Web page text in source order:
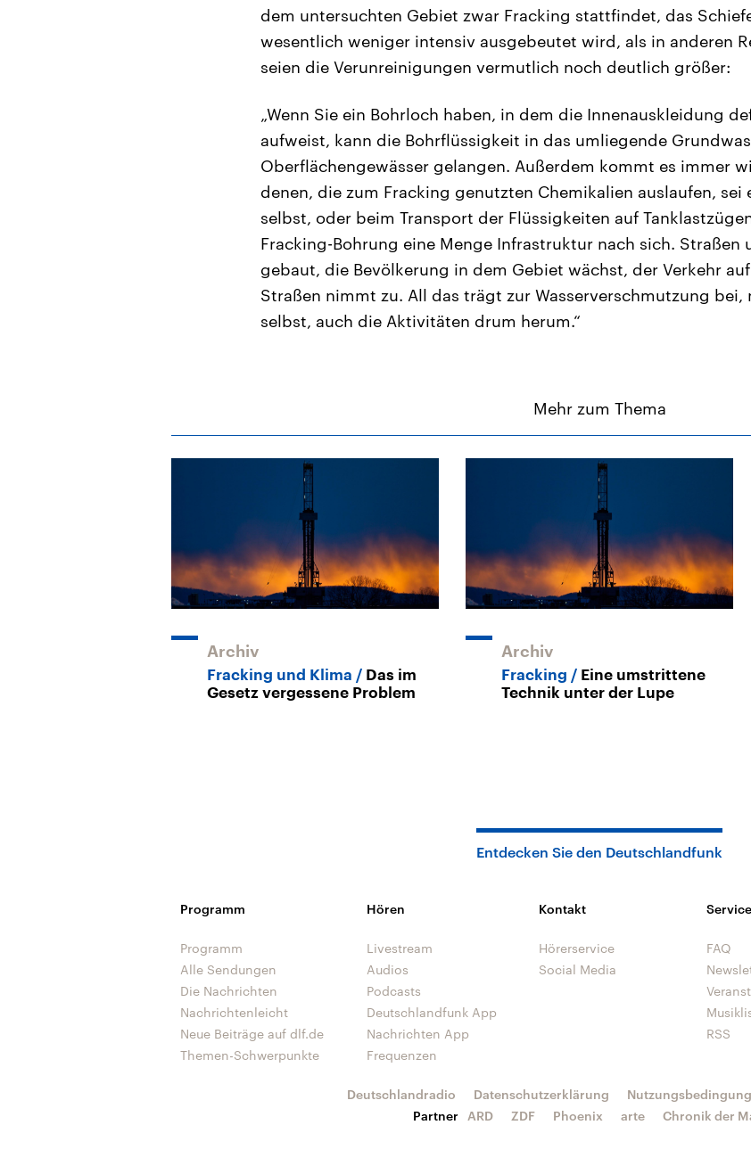
dem untersuchten Gebiet zwar Fracking stattfindet, das
wesentlich weniger intensiv ausgebeutet wird, als in anderen
seien die Verunreinigungen vermutlich noch deutlich größer:
„Wenn Sie ein Bohrloch haben, in dem die Innenauskleidung
aufweist, kann die Bohrflüssigkeit in das umliegende
Oberflächengewässer gelangen. Außerdem kommt es immer
denen, die zum Fracking genutzten Chemikalien auslaufen, sei
selbst, oder beim Transport der Flüssigkeiten auf
Fracking-Bohrung eine Menge Infrastruktur nach sich. Straßen
gebaut, die Bevölkerung in dem Gebiet wächst, der Verkehr
Straßen nimmt zu. All das trägt zur Wasserverschmutzung bei,
selbst, auch die Aktivitäten drum herum.“
Mehr zum Thema
Archiv
Fracking und Klima
Das im
Gesetz vergessene Problem
Archiv
Fracking
Eine umstrittene
Technik unter der Lupe
Entdecken Sie den Deutschlandfunk
Programm
Programm
Alle Sendungen
Die Nachrichten
Nachrichtenleicht
Neue Beiträge auf dlf.de
Themen-Schwerpunkte
Hören
Livestream
Audios
Podcasts
Deutschlandfunk App
Nachrichten App
Frequenzen
Kontakt
Hörerservice
Social Media
Service
FAQ
RSS
Deutschlandradio Datenschutzerklärung
Partner
ARD ZDF Phoenix arte Chronik der